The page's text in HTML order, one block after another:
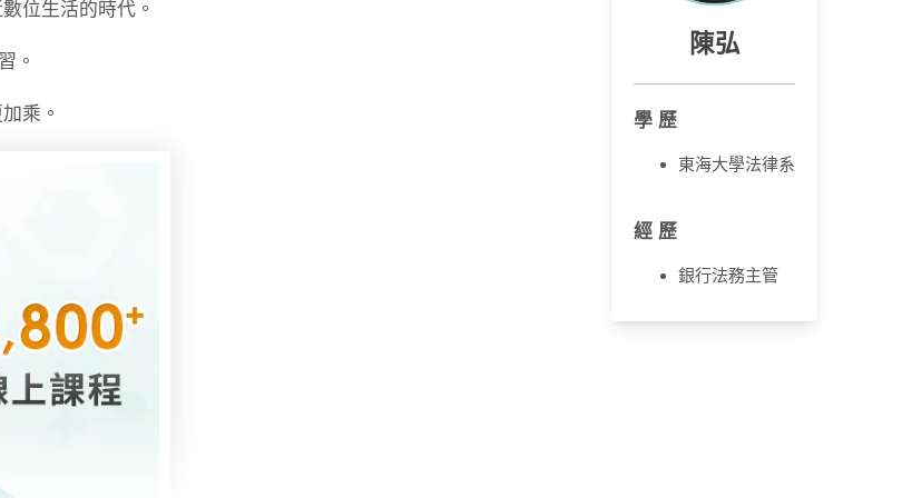
位生活的時代。
。
乘。
陳弘
學 歷
東海大學法律系
經 歷
銀行法務主管